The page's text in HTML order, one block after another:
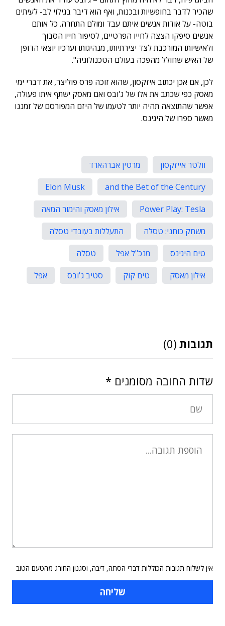
שהכיר לדבר בחופשיות ובכנות, ואף הוא דיבר בגילוי לב- לעיתים
בוטה- על אודות אנשים איתם עבד ומולם התחרה. כל אותם
אנשים סיפקו הצצה לחייו הפרטיים, לסיפור חייו הסבוך
ולאישיותו המורכבת לצד יצירתיותו, מנהיגותו וערכיו יוצאי הדופן
של האיש שחולל מהפכה בעולם הטכנולוגיה".
לכן, אם אכן יכתוב איזקסון, שהוא זוכה פרס פוליצר, את דברי ימי
מאסק כפי שכתב את אלו של ג'ובס ואם מאסק ישתף איתו פעולה,
אפשר שהתוצאה תהיה יותר לטעמו של היזם המפורסם של זמננו
מאשר ספרו של היגינס.
וולטר אייזקסון
מרטין אברהארד
and the Bet of the Century
Elon Musk
Power Play: Tesla
אילון מאסק והימור המאה
משחק כוחני: טסלה
התעללות בעובדי טסלה
טים היגינס
מנכ"ל אפל
טסלה
אילון מאסק
טים קוק סטיב ג'ובס אפל
תגובות (0)
שדות החובה מסומנים *
אין לשלוח תגובות הכוללות דברי הסתה, דיבה, וסגנון החורג מהטעם הטוב